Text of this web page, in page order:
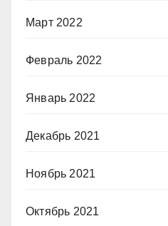
Март 2022
Февраль 2022
Январь 2022
Декабрь 2021
Ноябрь 2021
Октябрь 2021